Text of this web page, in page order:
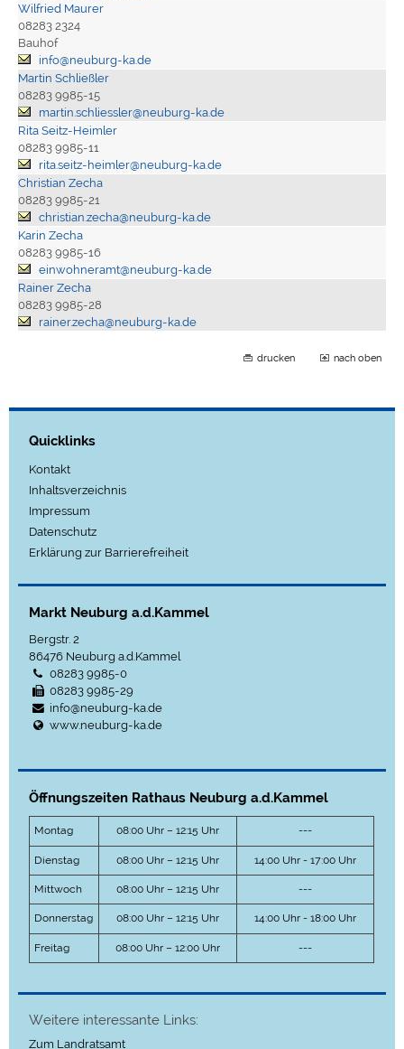
Wilfried Maurer
08283 2324
Bauhof
info@neuburg-ka.de
Martin Schließler
08283 9985-15
martin.schliessler@neuburg-ka.de
Rita Seitz-Heimler
08283 9985-11
rita.seitz-heimler@neuburg-ka.de
Christian Zecha
08283 9985-21
christian.zecha@neuburg-ka.de
Karin Zecha
08283 9985-16
einwohneramt@neuburg-ka.de
Rainer Zecha
08283 9985-28
rainer.zecha@neuburg-ka.de
drucken nach oben
Quicklinks
Kontakt
Inhaltsverzeichnis
Impressum
Datenschutz
Erklärung zur Barrierefreiheit
Markt Neuburg a.d.Kammel
Bergstr. 2
86476 Neuburg a.d.Kammel
08283 9985-0
08283 9985-29
info@neuburg-ka.de
www.neuburg-ka.de
Öffnungszeiten Rathaus Neuburg a.d.Kammel
Montag 08:00 Uhr – 12:15 Uhr ---
Dienstag 08:00 Uhr – 12:15 Uhr 14:00 Uhr - 17:00 Uhr
Mittwoch 08:00 Uhr – 12:15 Uhr ---
Donnerstag 08:00 Uhr – 12:15 Uhr 14:00 Uhr - 18:00 Uhr
Freitag 08:00 Uhr – 12:00 Uhr ---
Weitere interessante Links:
Zum Landratsamt